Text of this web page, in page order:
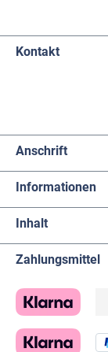
Kontakt
Anschrift
Informationen
Inhalt
Zahlungsmittel